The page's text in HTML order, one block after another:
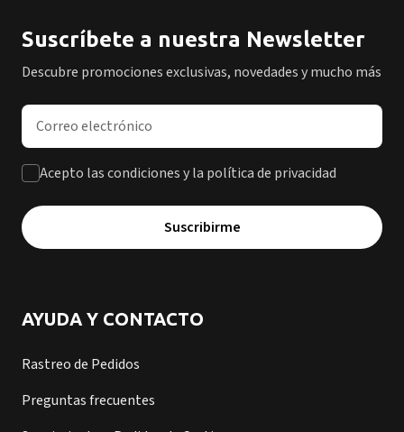
Suscríbete a nuestra Newsletter
Descubre promociones exclusivas, novedades y mucho más
Dirección de correo electrónico
Acepto las condiciones y la política de privacidad
Suscribirme
AYUDA Y CONTACTO
Rastreo de Pedidos
Preguntas frecuentes